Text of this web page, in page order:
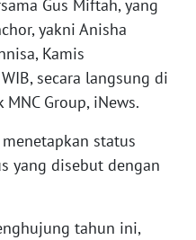
Gus Miftah, yang
yakni Anisha
Kamis
secara langsung di
Group, iNews.
status
yang disebut dengan
tahun ini,